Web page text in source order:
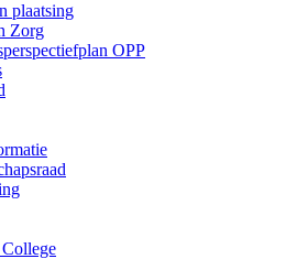
plaatsing
Zorg
OPP